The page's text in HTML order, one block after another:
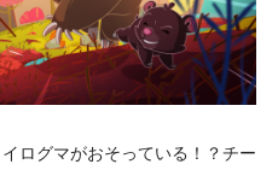
ログマがおそっている！？チー